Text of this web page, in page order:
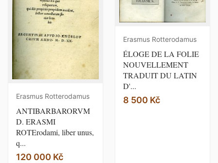
Erasmus Rotterodamus
ANTIBARBARORVM
D. ERASMI
ROTErodami, liber unus,
q...
120 000 Kč
Erasmus Rotterodamus
ÉLOGE DE LA FOLIE
NOUVELLEMENT
TRADUIT DU LATIN
D'...
8 500 Kč